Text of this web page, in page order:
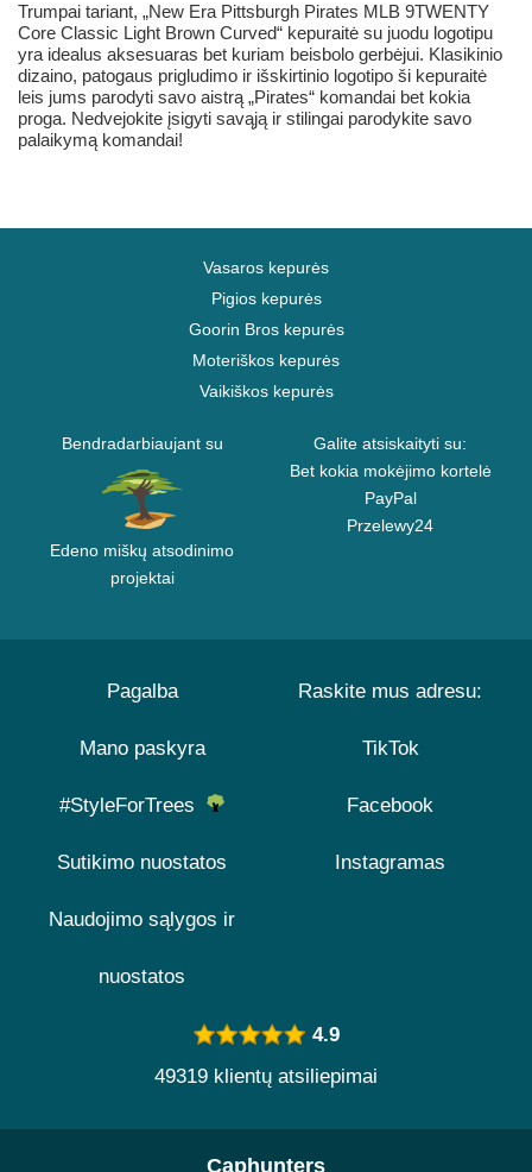
Trumpai tariant, „New Era Pittsburgh Pirates MLB 9TWENTY
Core Classic Light Brown Curved“ kepuraitė su juodu logotipu
yra idealus aksesuaras bet kuriam beisbolo gerbėjui. Klasikinio
dizaino, patogaus prigludimo ir išskirtinio logotipo ši kepuraitė
leis jums parodyti savo aistrą „Pirates“ komandai bet kokia
proga. Nedvejokite įsigyti savąją ir stilingai parodykite savo
palaikymą komandai!
Vasaros kepurės
Pigios kepurės
Goorin Bros kepurės
Moteriškos kepurės
Vaikiškos kepurės
Bendradarbiaujant su
Edeno miškų atsodinimo
projektai
Galite atsiskaityti su:
Bet kokia mokėjimo kortelė
PayPal
Przelewy24
Pagalba
Mano paskyra
#StyleForTrees
Sutikimo nuostatos
Naudojimo sąlygos ir
nuostatos
Raskite mus adresu:
TikTok
Facebook
Instagramas
4.9
49319 klientų atsiliepimai
Caphunters